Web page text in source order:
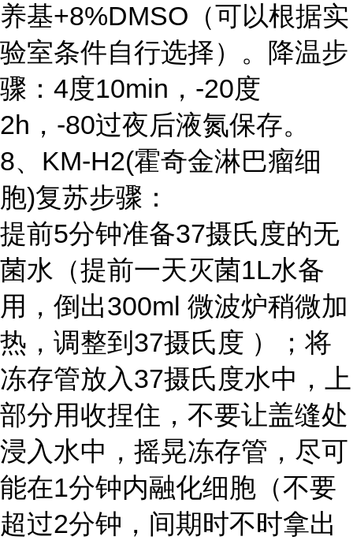
养基+8%DMSO（可以根据实
验室条件自行选择）。降温步
骤：4度10min，-20度
2h，-80过夜后液氮保存。
8、KM-H2(霍奇金淋巴瘤细
胞)复苏步骤：
提前5分钟准备37摄氏度的无
菌水（提前一天灭菌1L水备
用，倒出300ml 微波炉稍微加
热，调整到37摄氏度 ）；将
冻存管放入37摄氏度水中，上
部分用收捏住，不要让盖缝处
浸入水中，摇晃冻存管，尽可
能在1分钟内融化细胞（不要
超过2分钟，间期时不时拿出